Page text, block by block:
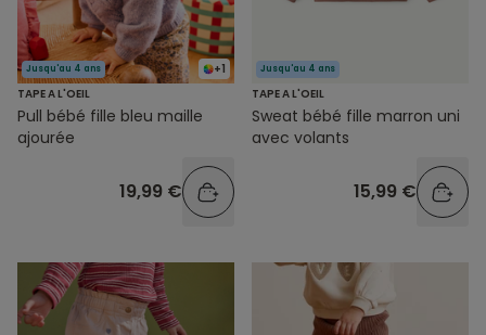
+1
Jusqu'au 4 ans
TAPE A L'OEIL
Pull bébé fille bleu maille
ajourée
19,99 €
Jusqu'au 4 ans
TAPE A L'OEIL
Sweat bébé fille marron uni
avec volants
15,99 €